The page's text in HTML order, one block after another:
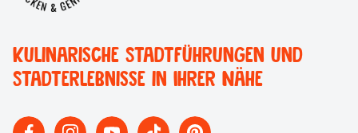
Kulinarische Stadtführungen und
Stadterlebnisse in Ihrer Nähe